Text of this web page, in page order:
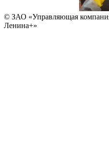
© ЗАО «Управляющая
Ленина+»